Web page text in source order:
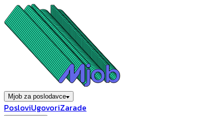
Mjob za poslodavce
PosloviUgovoriZarade